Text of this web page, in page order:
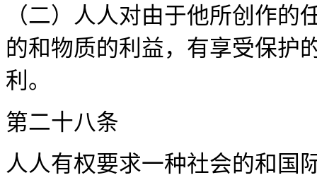
（二）人人对由于他所创作
的和物质的利益，有享受保护
利
第二十
人人有权要求一种社会的和国